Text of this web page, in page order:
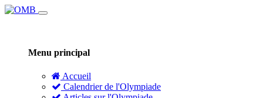
Menu principal
Accueil
Calendrier de l'Olympiade